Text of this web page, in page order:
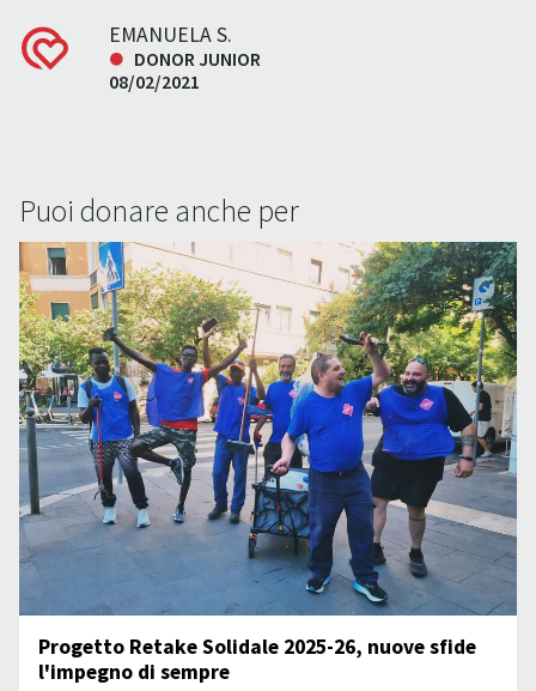
EMANUELA S.
DONOR JUNIOR
08/02/2021
Puoi donare anche per
Progetto Retake Solidale 2025-26, nuove sfide
l'impegno di sempre